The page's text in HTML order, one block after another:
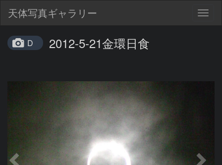
天体写真ギャラリー
D 2012-5-21金環日食